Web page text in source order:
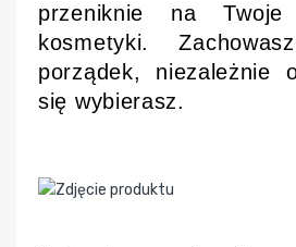
przeniknie na
kosmetyki.
porządek, niezależnie
się wybierasz.